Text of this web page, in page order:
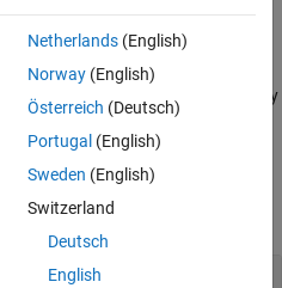
used by links in the link set.
name,'Force',false
name myLinkSet
only
by links in the link set.
Netherlands(English)
Norway(English)
Österreich (Deutsch)
Portugal (English)
Sweden (English)
Switzerland
Deutsch
English